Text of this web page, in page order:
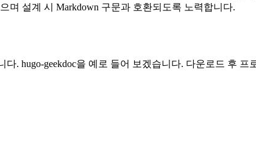
며 설계 시 Markdown 구문과 호환되도록 노력합니다.
다. hugo-geekdoc을 예로 들어 보겠습니다. 다운로드 후 프